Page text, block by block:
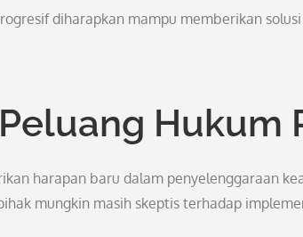
diharapkan mampu memberikan
Hukum
harapan baru dalam penyelenggaraan
mungkin masih skeptis terhadap